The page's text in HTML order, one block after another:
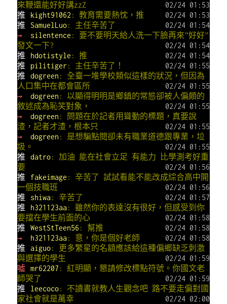
來鞭還能好好講zzZ
02/24 01:53
推
kight91062 : 教育需要熱忱，推
02/24 01:53
推
SamuelLuo: 主任辛苦了
02/24 01:54
→
silentence : 要不要明天給人洗一下臉再來”好好”
發文一下?
02/24 01:54
推
hdotistyle : 推
02/24 01:54
推
pilitiger : 主任辛苦了！
02/24 01:55
推
dogreen : 全臺一堆學校類似這樣的狀況，但因為
人口集中在都會區所
02/24 01:55
→
dogreen : 以顯得明明是鄉鎮的常態卻被人偏頗的
敘述成為恥笑對象，
02/24 01:55
→
dogreen : 問題在於記者用聳動的標題，真要說
渣，記者才渣，根本只
02/24 01:55
→
dogreen : 是想騙點閱卻未有職業道德跟專業，垃
圾。
02/24 01:55
推
datro: 加油 能在社會立足 有能力 比學測考好重
要
02/24 01:56
推
fakeimage : 辛苦了 試試看能不能改成綜合高中開
一個技職班
02/24 01:56
推
shiwa: 辛苦了
02/24 01:57
推
h321123aa: 雖然你的表達沒有很好，但感受到你
要擋在學生前面的心
02/24 01:58
推
WestStTeen56 : 幫推
02/24 01:58
→
h321123aa: 意，你是個好老師
02/24 01:58
推
aiguo: 更多繁星的名額應該給這種偏鄉缺乏刺激
與選擇的學生
02/24 01:59
噓 mr62207 : 紅明顯，懇請修改標點符號。你國文老
師哭了
02/24 01:59
推
leecoco: 不讀書就教人生觀念吧 路不要走偏對國
家社會就是萬幸
02/24 02:00